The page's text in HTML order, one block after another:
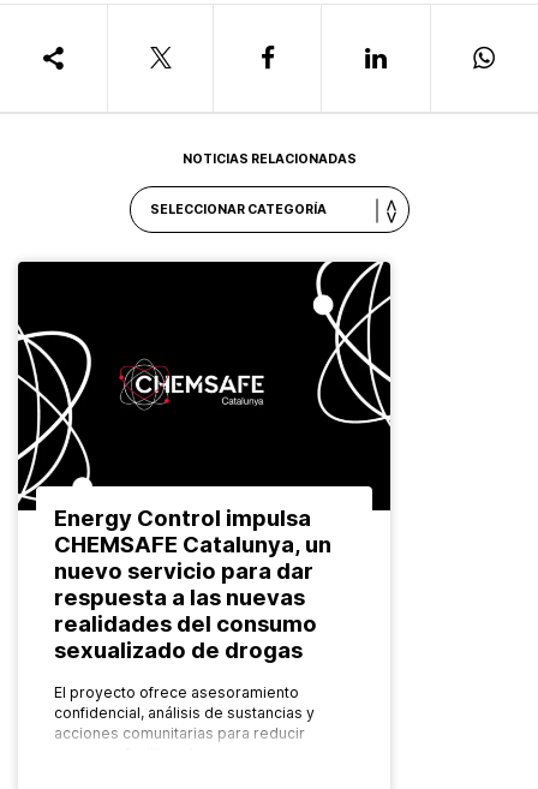
NOTICIAS RELACIONADAS
Energy Control impulsa
CHEMSAFE Catalunya, un
nuevo servicio para dar
respuesta a las nuevas
realidades del consumo
sexualizado de drogas
El proyecto ofrece asesoramiento
confidencial, análisis de sustancias y
acciones comunitarias para reducir